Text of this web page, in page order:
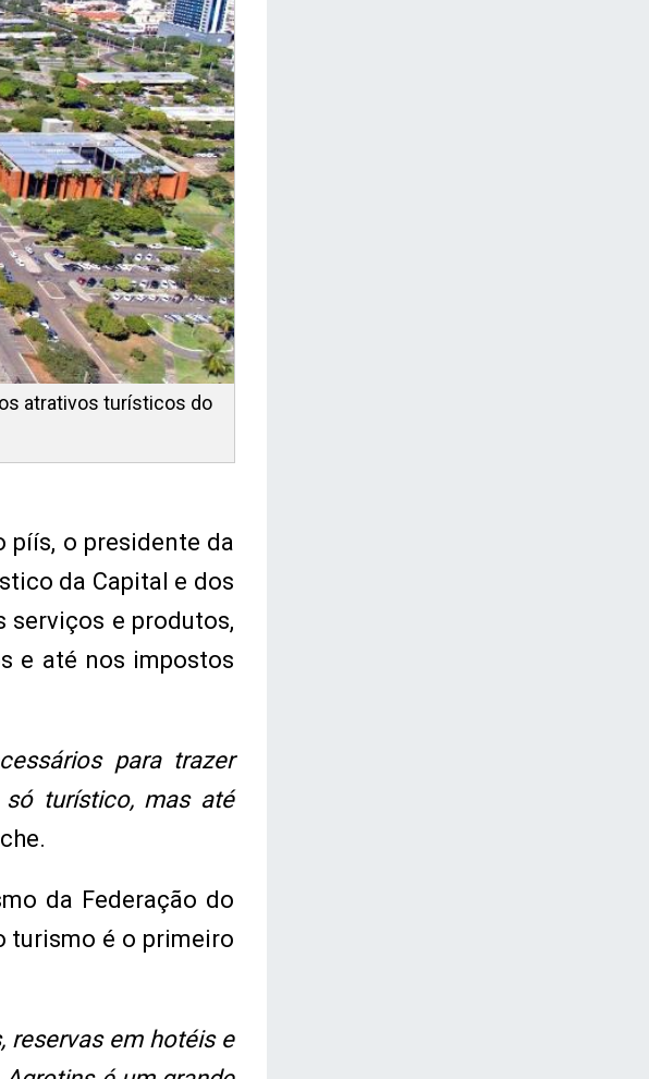
atrativos turísticos do
o presidente da
da Capital e dos
serviços e produtos,
e até nos impostos
para trazer
turístico, mas até
da Federação do
turismo é o primeiro
reservas em hotéis e